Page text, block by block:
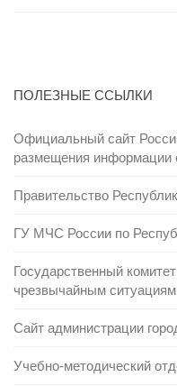
ПОЛЕЗНЫЕ ССЫЛКИ
Официальный сайт
размещения информации
Правительство
ГУ МЧС России по
Государственный
чрезвычайным ситуациям
Сайт администрации
Учебно-методический